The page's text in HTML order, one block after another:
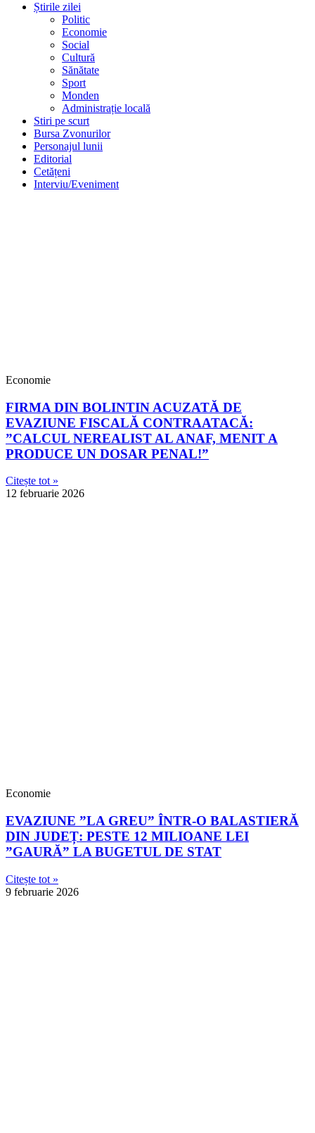
Știrile zilei
Politic
Economie
Social
Cultură
Sănătate
Sport
Monden
Administrație locală
Stiri pe scurt
Bursa Zvonurilor
Personajul lunii
Editorial
Cetățeni
Interviu/Eveniment
Economie
FIRMA DIN BOLINTIN ACUZATĂ DE
EVAZIUNE FISCALĂ CONTRAATACĂ:
”CALCUL NEREALIST AL ANAF, MENIT A
PRODUCE UN DOSAR PENAL!”
Citește tot »
12 februarie 2026
Economie
EVAZIUNE ”LA GREU” ÎNTR-O BALASTIERĂ
DIN JUDEȚ: PESTE 12 MILIOANE LEI
”GAURĂ” LA BUGETUL DE STAT
Citește tot »
9 februarie 2026